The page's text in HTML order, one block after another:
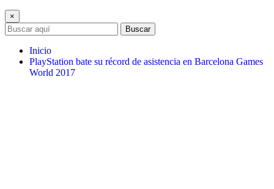
×
Buscar
Inicio
PlayStation bate su récord de asistencia en Barcelona Games
World 2017